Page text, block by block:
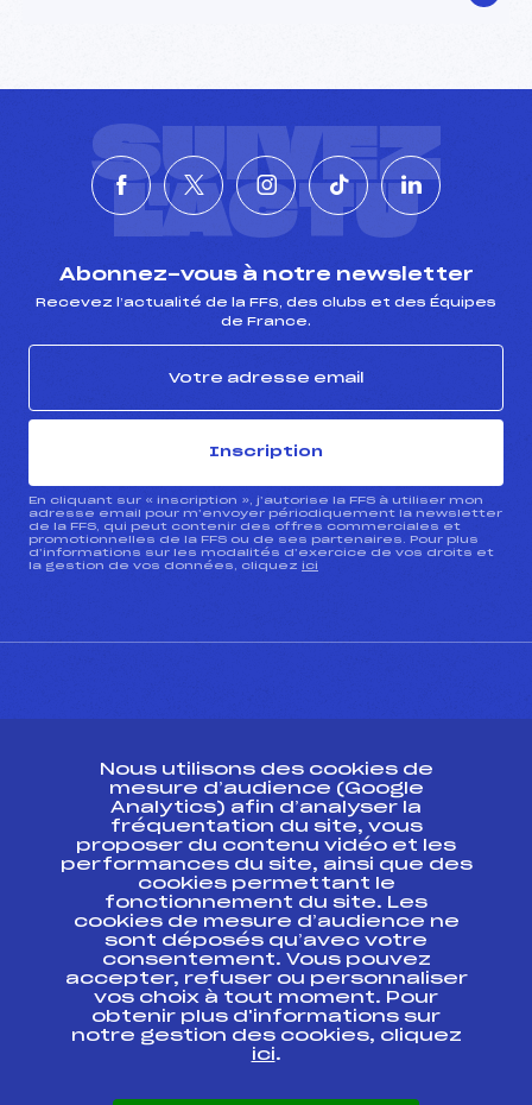
SUIVEZ
L'ACTU
Abonnez-vous à notre newsletter
Recevez l’actualité de la FFS, des clubs et des Équipes
de France.
Inscription
En cliquant sur « inscription », j’autorise la FFS à utiliser mon
adresse email pour m’envoyer périodiquement la newsletter
de la FFS, qui peut contenir des offres commerciales et
promotionnelles de la FFS ou de ses partenaires. Pour plus
d’informations sur les modalités d’exercice de vos droits et
la gestion de vos données, cliquez ici
Ressources
Pass’Neige
Projet sportif fédéral
Projet de performance fédéral
Antidopage
Pôle Développement, Formation, Suivi
Scientifique
Listes ministérielles
Pôle vie de l’athlète
Enseignement professionnel
Nous utilisons des cookies de
mesure d’audience (Google
Analytics) afin d’analyser la
fréquentation du site, vous
proposer du contenu vidéo et les
performances du site, ainsi que des
cookies permettant le
fonctionnement du site. Les
cookies de mesure d’audience ne
sont déposés qu’avec votre
consentement. Vous pouvez
accepter, refuser ou personnaliser
vos choix à tout moment. Pour
obtenir plus d'informations sur
notre gestion des cookies, cliquez
ici.